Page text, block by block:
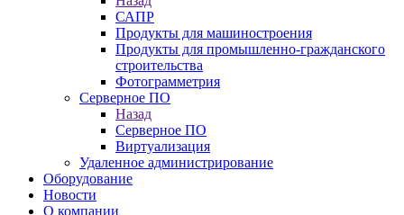
САПР
Продукты для машиностроения
Продукты для промышленно-гражданского
строительства
Фотограмметрия
Серверное ПО
Назад
Серверное ПО
Виртуализация
Удаленное администрирование
Оборудование
Новости
О компании